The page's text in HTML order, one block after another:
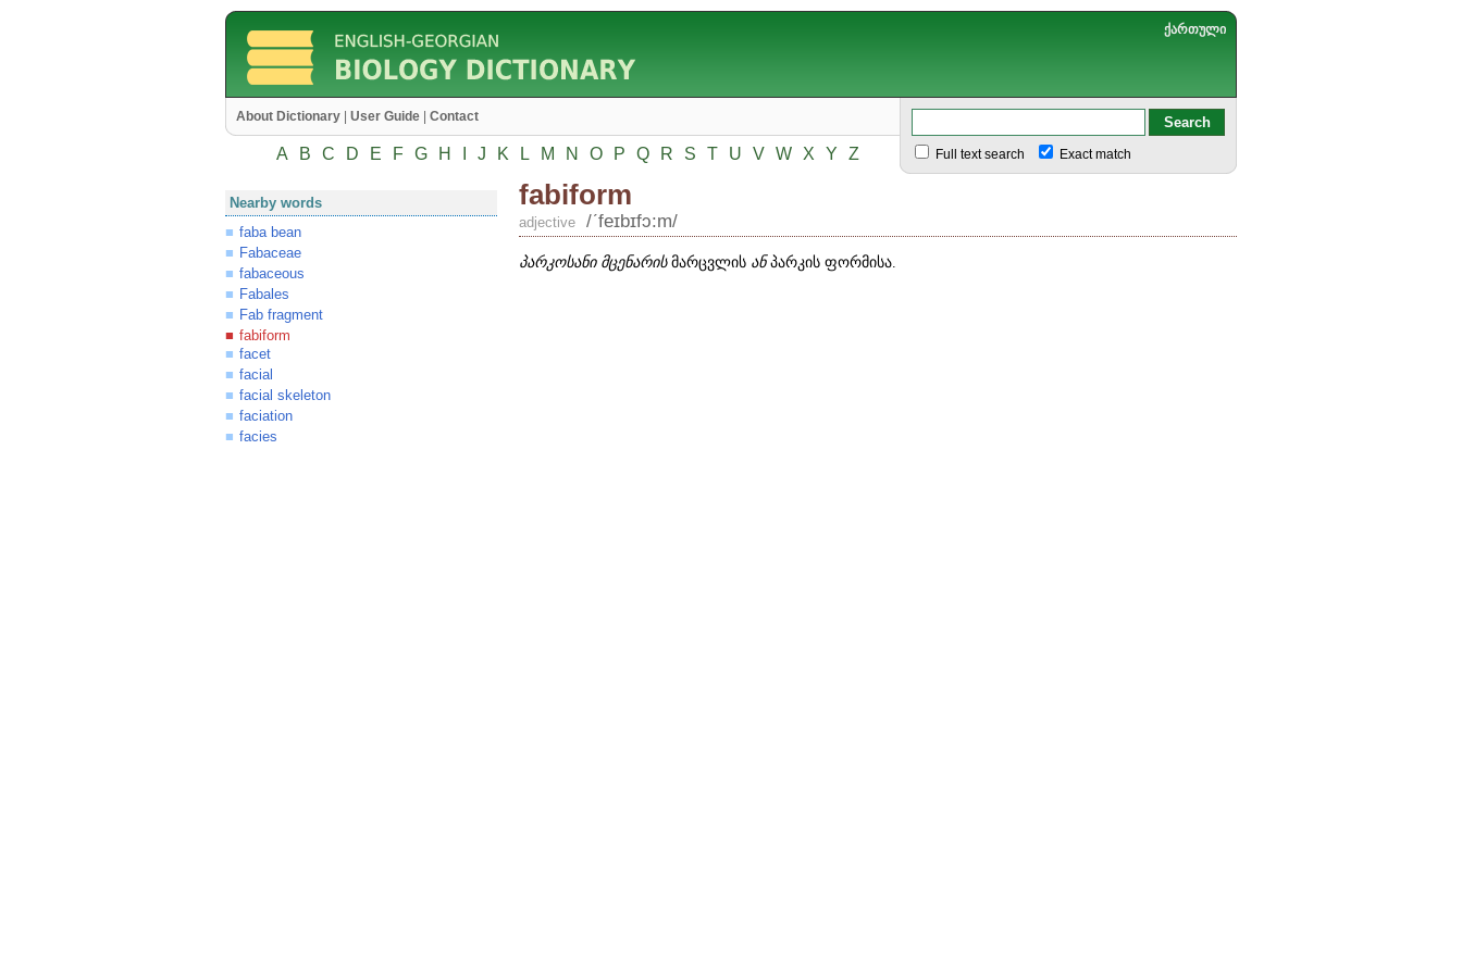
ქართული
About Dictionary User Guide Contact
A B C D E F G H J K L M N O P Q R S T U V W X Y Z Full text search Exact match
Nearby words
faba bean
Fabaceae
fabaceous
Fabales
Fab fragment
fabiform
facet
facial
facial skeleton
faciation
facies
fabiform
adjective /ʹfeɪbɪfɔ:m/
პარკოსანი მცენარისმარცვლის ანპარკის ფორმისა.